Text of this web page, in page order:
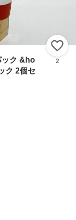
ック &ho
ク 2個セ
2